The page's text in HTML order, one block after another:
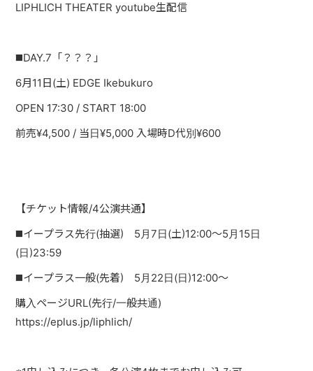
LIPHLICH THEATER youtube生配信
◼️DAY.7「？？？」
6月11日(土) EDGE Ikebukuro
OPEN 17:30 / START 18:00
前売¥4,500 / 当日¥5,000 入場時D代別¥600
【チケット情報/4公演共通】
◼️イープラス先行(抽選) 5月7日(土)12:00〜5月15日
(日)23:59
◼️イープラス一般(先着) 5月22日(日)12:00〜
購入ページURL(先行/一般共通)
https://eplus.jp/liphlich/